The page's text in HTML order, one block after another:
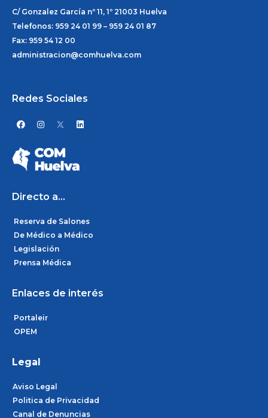
C/ Gonzalez García nº 11, 1º 21003 Huelva
Telefonos: 959 24 01 99 – 959 24 01 87
Fax: 959 54 12 00
administracion@comhuelva.com
Redes Sociales
F
a
e
b
o
o
I
n
a
g
r
L
i
i
Directo a...
Reserva de Salones
De Médico a Médico
Legislación
Prensa Médica
Enlaces de interés
Portaleir
OPEM
Legal
Aviso Legal
Politica de Privacidad
Canal de Denuncias